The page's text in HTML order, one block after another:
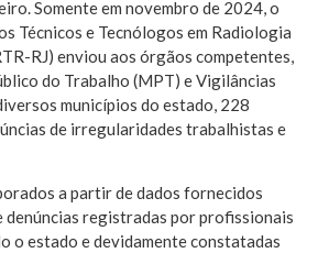
Somente em novembro de 2024, o
Técnicos e Tecnólogos em Radiologia
RJ) enviou aos órgãos competentes,
do Trabalho (MPT) e Vigilâncias
municípios do estado, 228
de irregularidades trabalhistas e
a partir de dados fornecidos
denúncias registradas por profissionais
o estado e devidamente constatadas